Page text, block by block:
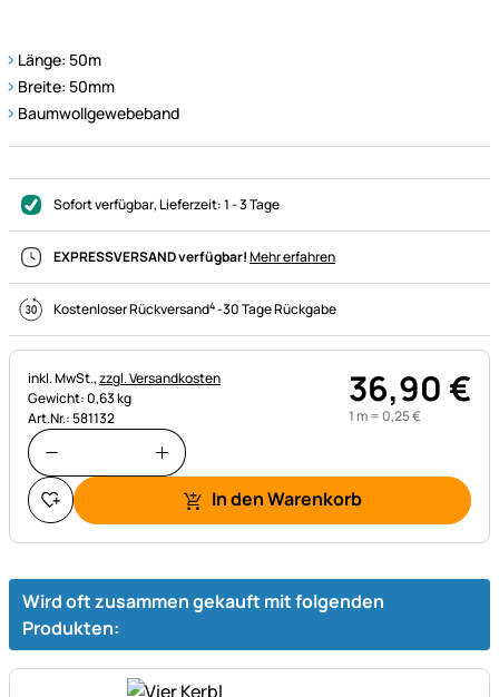
Länge: 50m
Breite: 50mm
Baumwollgewebeband
Sofort verfügbar, Lieferzeit:1 - 3 Tage
EXPRESSVERSAND verfügbar!Mehr erfahren
Kostenloser Rückversand4-30 Tage Rückgabe
Steuerhinweis:
inkl. MwSt.,zzgl. Versandkosten
Gewicht: 0,63 kg
Art.Nr.: 581132
36,90€
1 m = 0,25€
In den Warenkorb
Wird oft zusammen gekauft mit folgenden
Produkten: